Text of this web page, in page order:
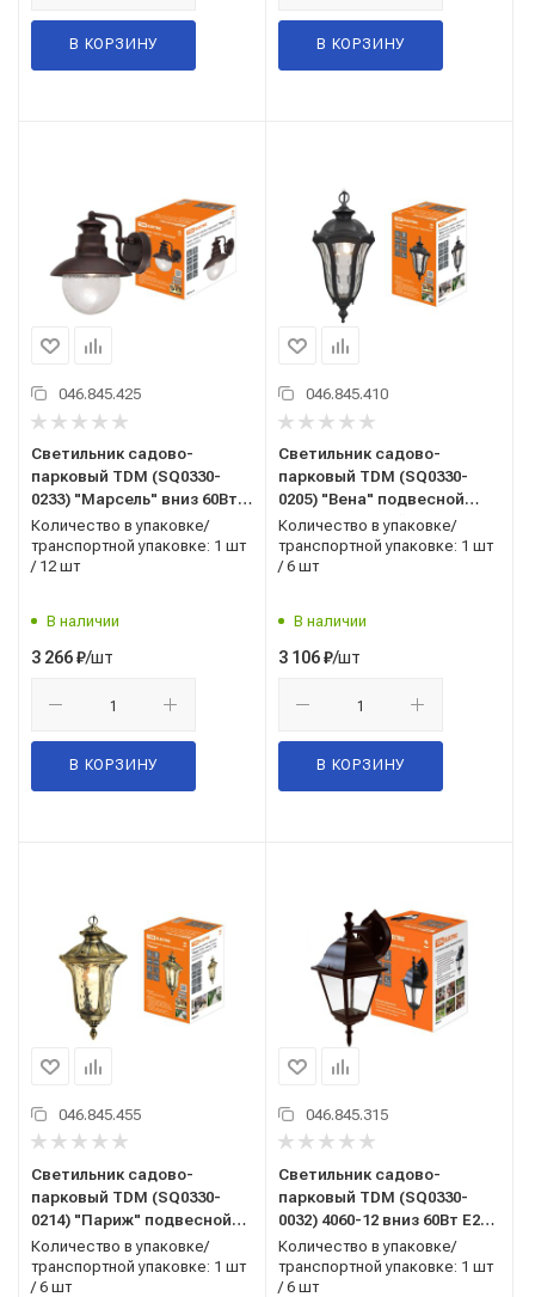
В КОРЗИНУ В КОРЗИНУ
046.845.425
Светильник садово-
парковый TDM (SQ0330-
0233) "Марсель" вниз 60Вт
E27 махагон
Количество в упаковке/
транспортной упаковке: 1 шт
/ 12 шт
В наличии
3 266₽/шт
В КОРЗИНУ
046.845.410
Светильник садово-
парковый TDM (SQ0330-
0205) "Вена" подвесной
60Вт E27 черный
Количество в упаковке/
транспортной упаковке: 1 шт
/ 6 шт
В наличии
3 106₽/шт
В КОРЗИНУ
046.845.455
Светильник садово-
парковый TDM (SQ0330-
0214) "Париж" подвесной
60Вт E27 бронза
Количество в упаковке/
транспортной упаковке: 1 шт
/ 6 шт
046.845.315
Светильник садово-
парковый TDM (SQ0330-
0032) 4060-12 вниз 60Вт E27
бронза
Количество в упаковке/
транспортной упаковке: 1 шт
/ 6 шт